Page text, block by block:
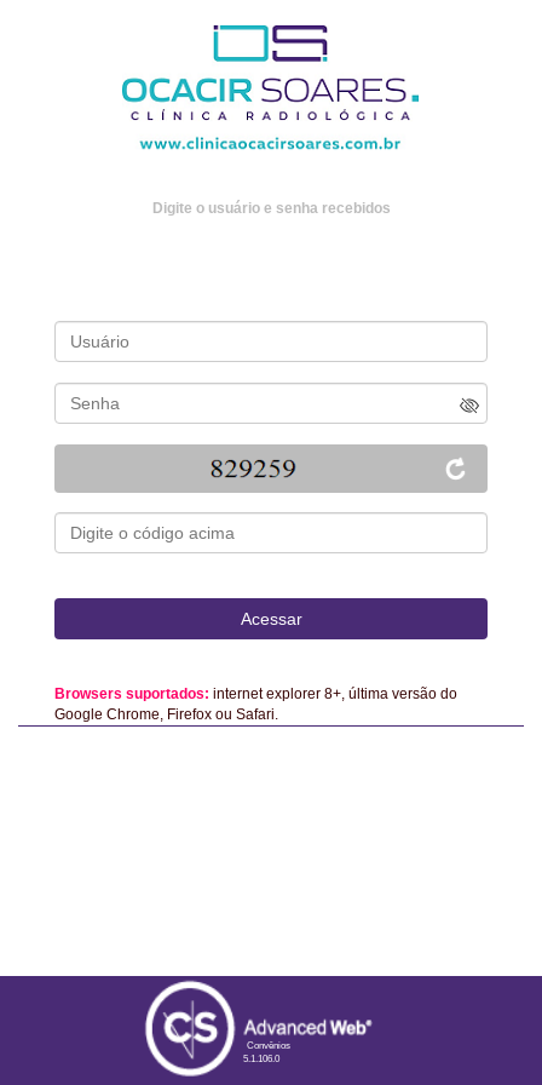
Digite o usuário e senha recebidos
Acessar
Browsers suportados: internet explorer 8+, última versão do
Google Chrome, Firefox ou Safari.
Convênios
5.1.106.0